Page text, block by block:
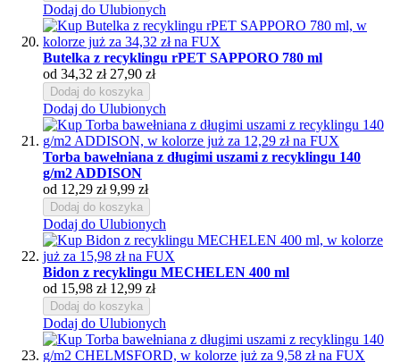
Dodaj do Ulubionych
Butelka z recyklingu rPET SAPPORO 780 ml
od 34,32 zł 27,90 zł
Dodaj do koszyka
Dodaj do Ulubionych
Torba bawełniana z długimi uszami z recyklingu 140
g/m2 ADDISON
od 12,29 zł 9,99 zł
Dodaj do koszyka
Dodaj do Ulubionych
Bidon z recyklingu MECHELEN 400 ml
od 15,98 zł 12,99 zł
Dodaj do koszyka
Dodaj do Ulubionych